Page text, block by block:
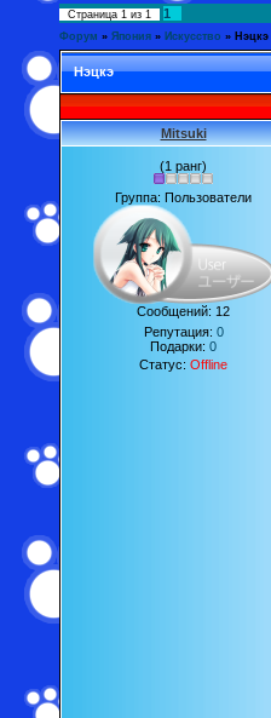
Страница 1 из 1 1
Форум » Япония » Искусство » Нэцкэ
Нэцкэ
Mitsuki
(1 ранг)
Группа: Пользователи
Сообщений: 12
Репутация: 0
Подарки: 0
Статус: Offline